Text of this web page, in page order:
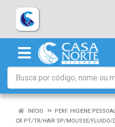
INÍCIO
PERF. HIGIENE
CR PT/TR/HAIR SP/MOUSSE/FLUIDO/